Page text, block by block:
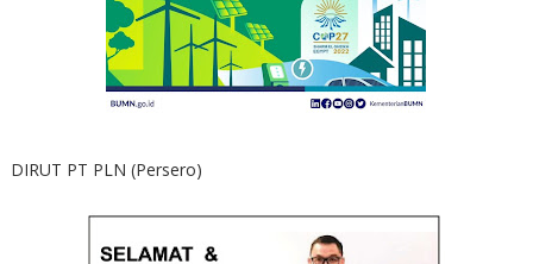
DIRUT PT PLN (Persero)